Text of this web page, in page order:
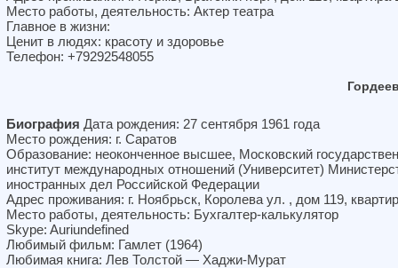
Место работы, деятельность: Актер театра
Главное в жизни:
Ценит в людях: красоту и здоровье
Телефон: +79292548055
Биография Дата рождения: 27 сентября 1961 года
Место рождения: г. Саратов
Образование: неоконченное высшее, Московский
институт международных отношений (Университет)
иностранных дел Российской Федерации
Адрес проживания: г. Ноябрьск, Королева ул. , дом 119,
Место работы, деятельность: Бухгалтер-калькулятор
Skype: Auriundefined
Любимый фильм: Гамлет (1964)
Любимая книга: Лев Толстой — Хаджи-Мурат